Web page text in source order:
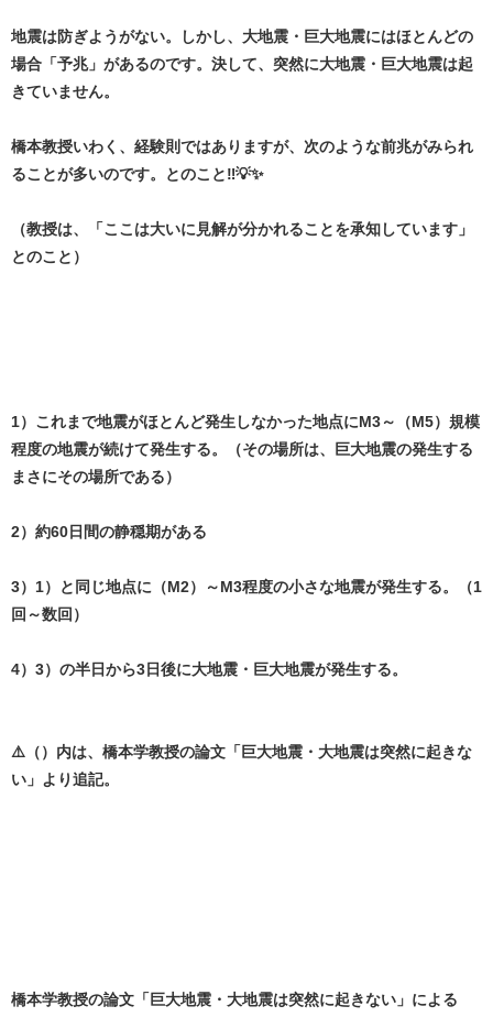
地震は防ぎようがない。しかし、大地震・巨大地震にはほとんどの
場合「予兆」があるのです。決して、突然に大地震・巨大地震は起
きていません。
橋本教授いわく、経験則ではありますが、次のような前兆がみられ
ることが多いのです。とのこと‼️💡✨
（教授は、「ここは大いに見解が分かれることを承知しています」
とのこと）
1）これまで地震がほとんど発生しなかった地点にM3～（M5）規模
程度の地震が続けて発生する。（その場所は、巨大地震の発生する
まさにその場所である）
2）約60日間の静穏期がある
3）1）と同じ地点に（M2）～M3程度の小さな地震が発生する。（1
回～数回）
4）3）の半日から3日後に大地震・巨大地震が発生する。
⚠️（）内は、橋本学教授の論文「巨大地震・大地震は突然に起きな
い」より追記。
橋本学教授の論文「巨大地震・大地震は突然に起きない」による